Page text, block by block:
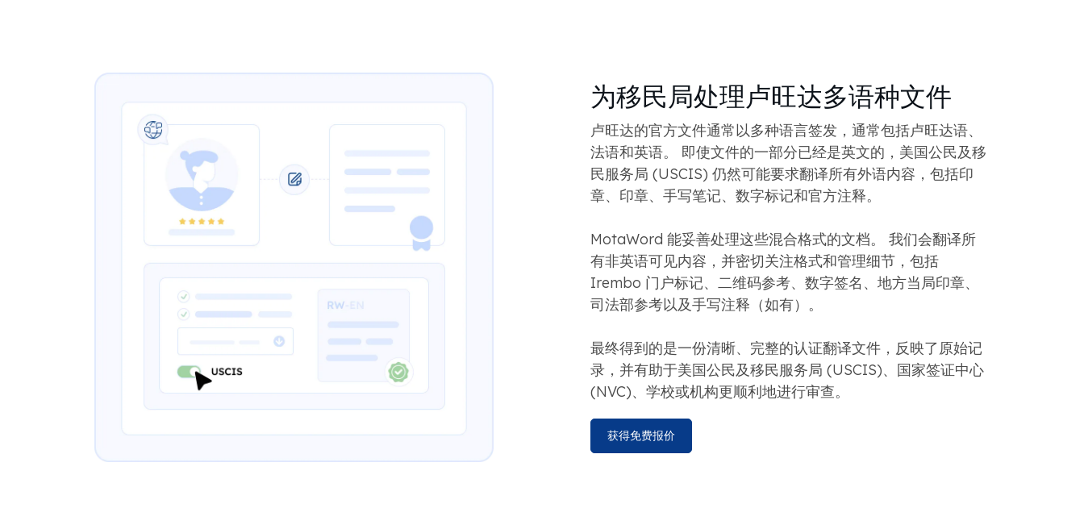
为移民局处理卢旺达多语种文件
卢旺达的官方文件通常以多种语言签发，通常包括卢旺达语、
法语和英语。 即使文件的一部分已经是英文的，美国公民及移
民服务局 (USCIS) 仍然可能要求翻译所有外语内容，包括印
章、印章、手写​​笔记、数字标记和官方注释。
MotaWord 能妥善处理这些混合格式的文档。 我们会翻译所
有非英语可见内容，并密切关注格式和管理细节，包括
Irembo 门户标记、二维码参考、数字签名、地方当局印章、
司法部参考以及手写注释（如有）。
最终得到的是一份清晰、完整的认证翻译文件，反映了原始记
录，并有助于美国公民及移民服务局 (USCIS)、国家签证中心
(NVC)、学校或机构更顺利地进行审查。
获得免费报价